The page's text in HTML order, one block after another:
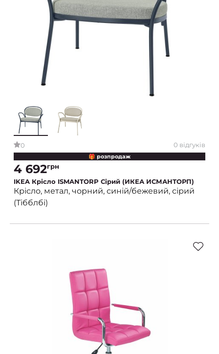
0 0 відгуків
🎁 розпродаж
4 692грн
IKEA Крісло ISMANTORP Сірий (ИКЕА ИСМАНТОРП)
Крісло, метал, чорний, синій/бежевий, сірий
(Тібблбі)